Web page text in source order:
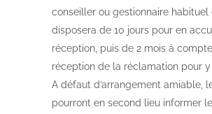
conseiller ou gestionnaire habituel
disposera de 10 jours pour en
réception, puis de 2 mois à
réception de la réclamation pour
A défaut d’arrangement amiable,
pourront en second lieu informer le